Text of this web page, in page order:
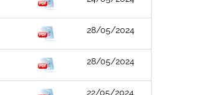
28/05/2024
28/05/2024
22/05/2024